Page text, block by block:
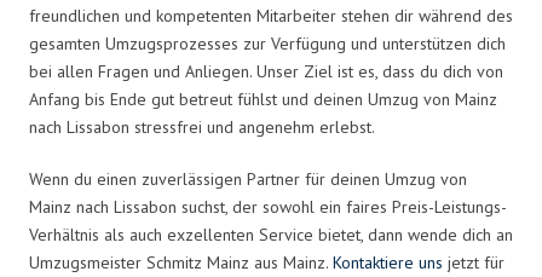
freundlichen und kompetenten Mitarbeiter stehen dir während des
gesamten Umzugsprozesses zur Verfügung und unterstützen dich
bei allen Fragen und Anliegen. Unser Ziel ist es, dass du dich von
Anfang bis Ende gut betreut fühlst und deinen Umzug von Mainz
nach Lissabon stressfrei und angenehm erlebst.
Wenn du einen zuverlässigen Partner für deinen Umzug von
Mainz nach Lissabon suchst, der sowohl ein faires Preis-Leistungs-
Verhältnis als auch exzellenten Service bietet, dann wende dich an
Umzugsmeister Schmitz Mainz aus Mainz. Kontaktiere uns jetzt für